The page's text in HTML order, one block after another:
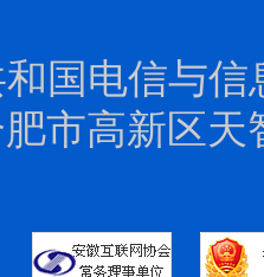
和国电信与
市高新区